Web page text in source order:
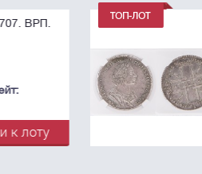
1 Рубль 1725. "В
перейти к лоту